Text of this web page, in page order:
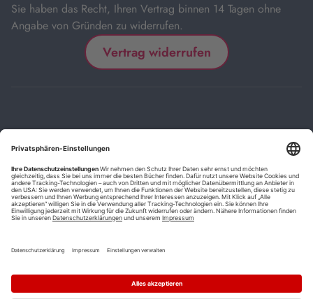
Sie haben das Recht, Ihren Vertrag binnen 14 Tagen ohne
Angabe von Gründen zu widerrufen.
Vertrag widerrufen
BarrierefreiheitserklärungCookie-Einstellungen
*
Die mit Sternchen (*) gekennzeichneten Links sind Affiliate-Links.
Wenn Sie auf einen solchen Link klicken und auf der Zielseite etwas
kaufen, bekommen wir vom betreffenden Anbieter oder Online-Shop
Kauf oder Preis.
Mehrwertsteuer.
Versand innerhalb Deutschlands versandkostenfrei ab 9,00 €